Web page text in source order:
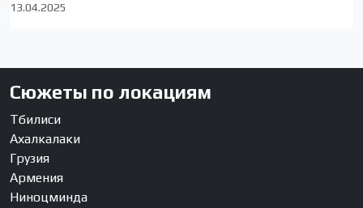
13.04.2025
Сюжеты по локациям
Тбилиси
Ахалкалаки
Грузия
Армения
Ниноцминда